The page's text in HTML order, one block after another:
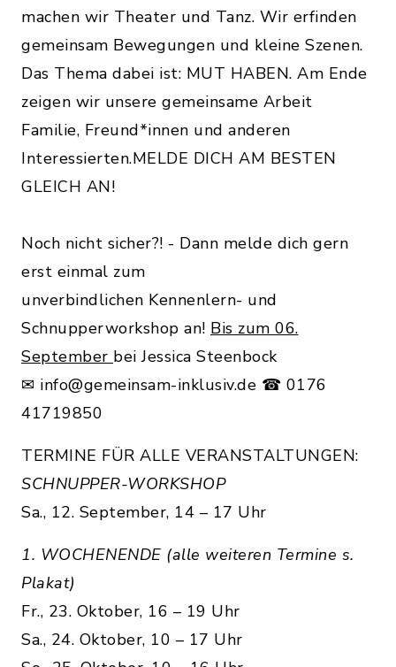
machen wir Theater und Tanz. Wir erfinden
gemeinsam Bewegungen und kleine Szenen.
Das Thema dabei ist: MUT HABEN. Am Ende
zeigen wir unsere gemeinsame Arbeit
Familie, Freund*innen und anderen
Interessierten.MELDE DICH AM BESTEN
GLEICH AN!
Noch nicht sicher?! - Dann melde dich gern
erst einmal zum
unverbindlichen Kennenlern- und
Schnupperworkshop an! Bis zum 06.
September bei Jessica Steenbock
✉ info@gemeinsam-inklusiv.de ☎ 0176
41719850
TERMINE FÜR ALLE VERANSTALTUNGEN:
SCHNUPPER-WORKSHOP
Sa., 12. September, 14 – 17 Uhr
1. WOCHENENDE (alle weiteren Termine s.
Plakat)
Fr., 23. Oktober, 16 – 19 Uhr
Sa., 24. Oktober, 10 – 17 Uhr